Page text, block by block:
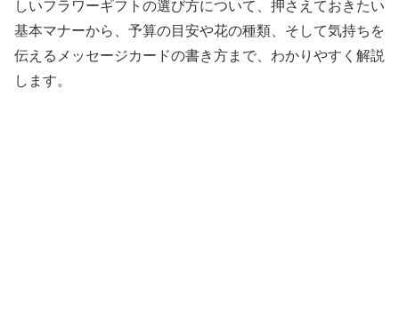
しいフラワーギフトの選び方について、押さえておきたい
基本マナーから、予算の目安や花の種類、そして気持ちを
伝えるメッセージカードの書き方まで、わかりやすく解説
します。